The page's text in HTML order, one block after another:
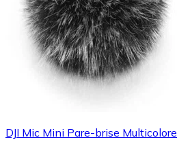
DJI Mic Mini Pare-brise Multicolore